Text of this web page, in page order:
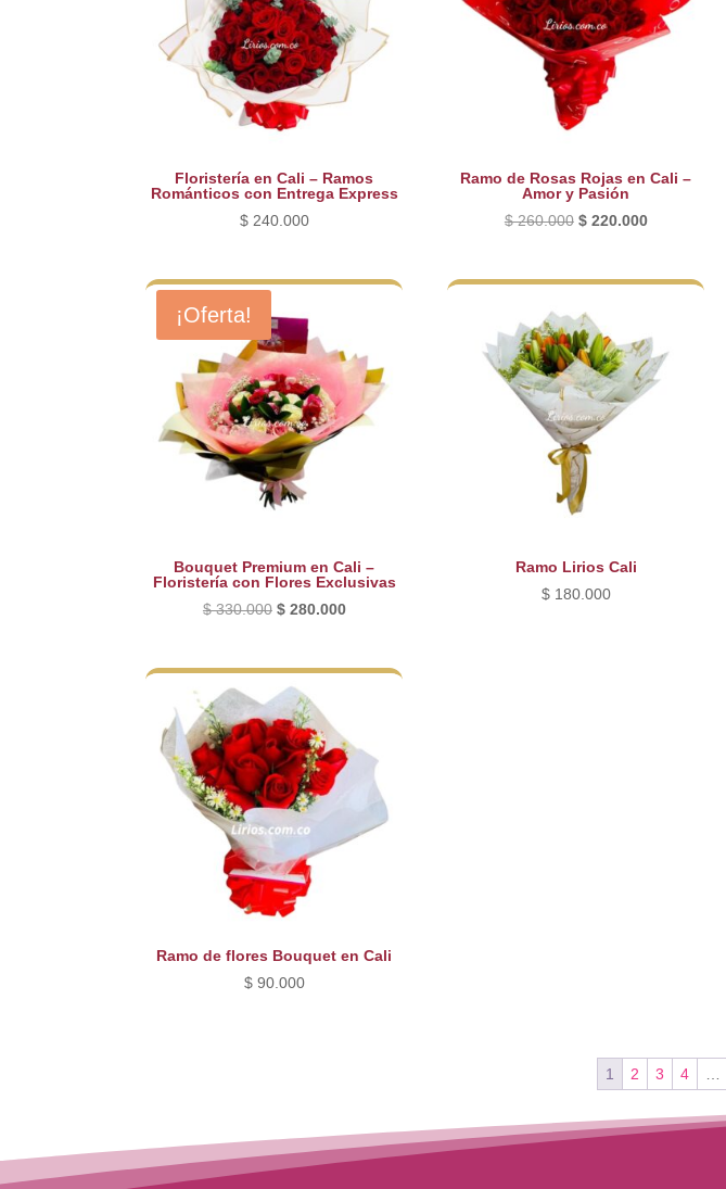
Floristería en Cali – Ramos
Románticos con Entrega Express
$240.000
Ramo de Rosas Rojas en Cali –
Amor y Pasión
$260.000 El
$ 260.000.
$220.000El
¡Oferta!
Bouquet Premium en Cali –
Floristería con Flores Exclusivas
$330.000 El
era:
$ 330.000.
$280.000El
Ramo Lirios Cali
$180.000
Ramo de flores Bouquet en Cali
$90.000
1 2 3 4